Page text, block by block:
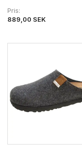
Pris
889,00 SEK